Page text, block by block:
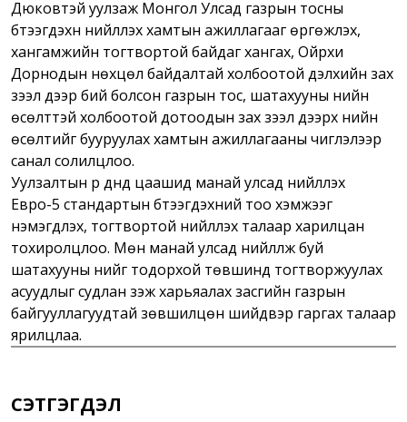
Дюковтэй уулзаж Монгол Улсад газрын тосны
бүтээгдэхүүн нийлүүлэх хамтын ажиллагааг өргөжүүлэх,
хангамжийн тогтвортой байдаг хангах, Ойрхи
Дорнодын нөхцөл байдалтай холбоотой дэлхийн зах
зээл дээр бий болсон газрын тос, шатахууны үнийн
өсөлттэй холбоотой дотоодын зах зээл дээрх үнийн
өсөлтийг бууруулах хамтын ажиллагааны чиглэлээр
санал солилцлоо.
Уулзалтын үр дүнд цаашид манай улсад нийлүүлэх
Евро-5 стандартын бүтээгдэхүүний тоо хэмжээг
нэмэгдүүлэх, тогтвортой нийлүүлэх талаар харилцан
тохиролцлоо. Мөн манай улсад нийлүүлж буй
шатахууны үнийг тодорхой төвшинд тогтворжуулах
асуудлыг судлан үзэж харьяалах засгийн газрын
байгууллагуудтай зөвшилцөн шийдвэр гаргах талаар
ярилцлаа.
СЭТГЭГДЭЛ